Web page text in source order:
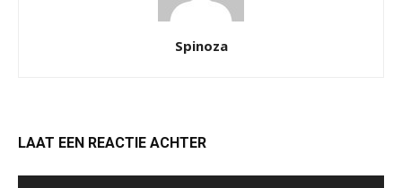
Spinoza
LAAT EEN REACTIE ACHTER